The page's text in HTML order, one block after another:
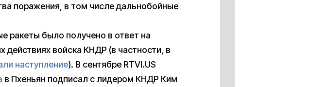
поражения, в том числе дальнобойные
ракеты было получено в ответ на
действиях войска КНДР (в частности, в
наступление). В сентябре RTVI.US
в Пхеньян подписал с лидером КНДР Ким